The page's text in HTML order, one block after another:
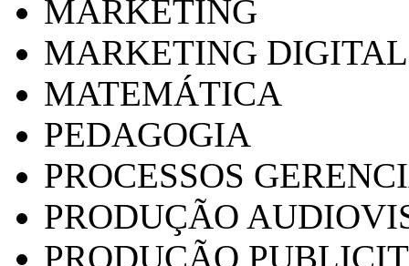
MARKETING
MARKETING DIGITAL
MATEMÁTICA
PEDAGOGIA
PROCESSOS
PRODUÇÃO
PRODUÇÃO